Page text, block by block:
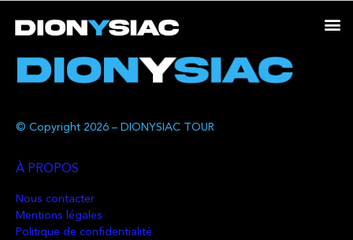
© Copyright 2026 – DIONYSIAC TOUR
À PROPOS
Nous contacter
Mentions légales
Politique de confidentialité